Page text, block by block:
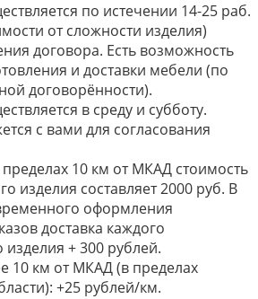
по истечении 14-25 раб.
от сложности изделия)
договора. Есть возможность
и доставки мебели (по
договорённости).
в среду и субботу.
с вами для согласования
10 км от МКАД стоимость
изделия составляет 2000 руб. В
оформления
доставка каждого
+ 300 рублей.
10 км от МКАД (в пределах
+25 рублей/км.